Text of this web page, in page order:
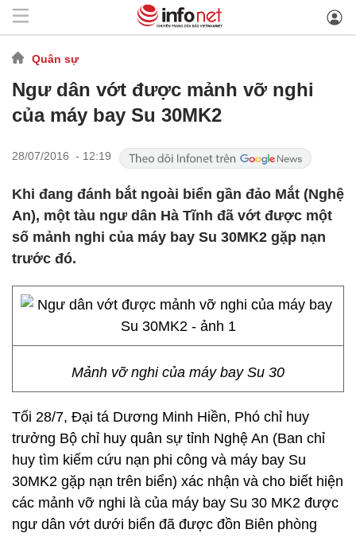
Quân sự
Ngư dân vớt được mảnh vỡ nghi
của máy bay Su 30MK2
28/07/2016 - 12:19
Khi đang đánh bắt ngoài biển gần đảo Mắt (Nghệ
An), một tàu ngư dân Hà Tĩnh đã vớt được một
số mảnh nghi của máy bay Su 30MK2 gặp nạn
trước đó.
Mảnh vỡ nghi của máy bay Su 30
Tối 28/7, Đại tá Dương Minh Hiền, Phó chỉ huy
trưởng Bộ chỉ huy quân sự tỉnh Nghệ An (Ban chỉ
huy tìm kiếm cứu nạn phi công và máy bay Su
30MK2 gặp nạn trên biển) xác nhận và cho biết hiện
các mảnh vỡ nghi là của máy bay Su 30 MK2 được
ngư dân vớt dưới biển đã được đồn Biên phòng